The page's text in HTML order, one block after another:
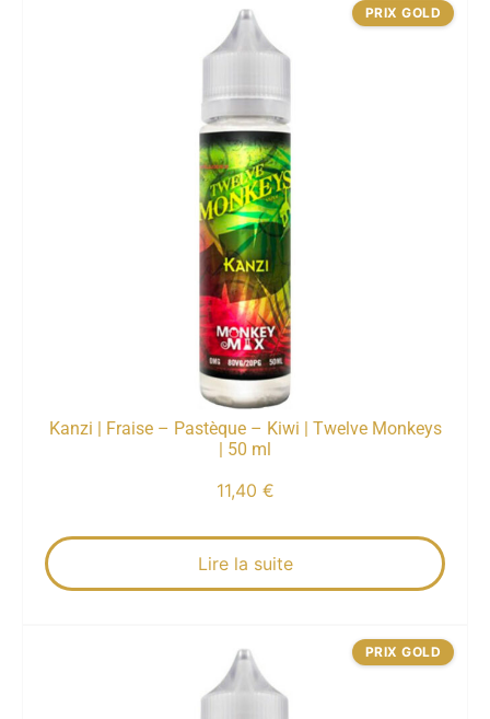
Kanzi | Fraise – Pastèque – Kiwi | Twelve Monkeys
| 50 ml
11,40 €
Lire la suite
PRIX GOLD
PRIX GOLD